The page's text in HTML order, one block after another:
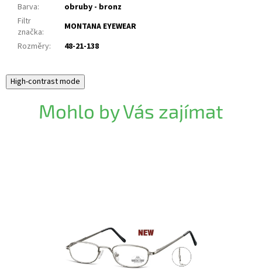
Barva:
obruby - bronz
Filtr
značka:
MONTANA EYEWEAR
Rozměry: 48-21-138
High-contrast mode
Mohlo by Vás zajímat